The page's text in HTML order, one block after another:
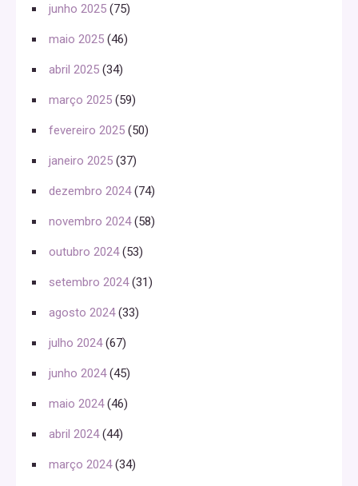
junho 2025 (75)
maio 2025 (46)
abril 2025 (34)
março 2025 (59)
fevereiro 2025 (50)
janeiro 2025 (37)
dezembro 2024(74)
novembro 2024(58)
outubro 2024(53)
setembro 2024(31)
agosto 2024(33)
julho 2024(67)
junho 2024(45)
maio 2024(46)
abril 2024(44)
março 2024(34)